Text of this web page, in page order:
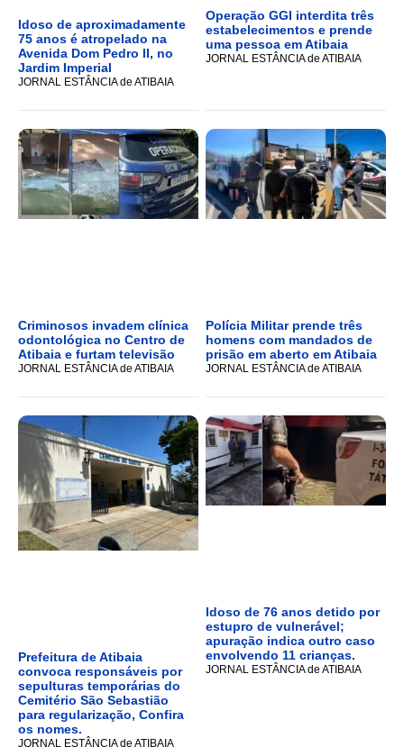
Idoso de aproximadamente
75 anos é atropelado na
Avenida Dom Pedro II, no
Jardim Imperial
JORNAL ESTÂNCIA de ATIBAIA
Operação GGI interdita três
estabelecimentos e prende
uma pessoa em Atibaia
JORNAL ESTÂNCIA de ATIBAIA
Criminosos invadem clínica
odontológica no Centro de
Atibaia e furtam televisão
JORNAL ESTÂNCIA de ATIBAIA
Polícia Militar prende três
homens com mandados de
prisão em aberto em Atibaia
JORNAL ESTÂNCIA de ATIBAIA
Prefeitura de Atibaia
convoca responsáveis por
sepulturas temporárias do
Cemitério São Sebastião
para regularização, Confira
os nomes.
JORNAL ESTÂNCIA de ATIBAIA
Idoso de 76 anos detido por
estupro de vulnerável;
apuração indica outro caso
envolvendo 11 crianças.
JORNAL ESTÂNCIA de ATIBAIA